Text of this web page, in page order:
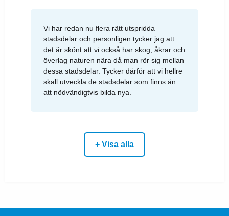
Vi har redan nu flera rätt utspridda
stadsdelar och personligen tycker jag att
det är skönt att vi också har skog, åkrar och
överlag naturen nära då man rör sig mellan
dessa stadsdelar. Tycker därför att vi hellre
skall utveckla de stadsdelar som finns än
att nödvändigtvis bilda nya.
+ Visa alla